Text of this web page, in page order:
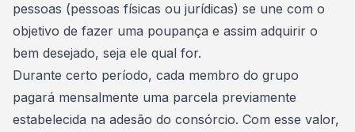
pessoas (pessoas físicas ou jurídicas) se une com o
objetivo de fazer uma poupança e assim adquirir o
bem desejado, seja ele qual for.
Durante certo período, cada membro do grupo
pagará mensalmente uma parcela previamente
estabelecida na adesão do consórcio. Com esse valor,